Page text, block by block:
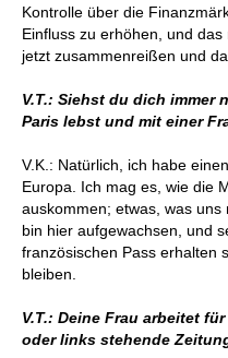
Kontrolle über die
Einfluss zu erhöhen, und
jetzt zusammenreißen und
V.T.: Siehst du dich immer
Paris lebst und mit einer
V.K.: Natürlich, ich habe
Europa. Ich mag es, wie die
auskommen; etwas, was uns
bin hier aufgewachsen, und
französischen Pass erhalten
bleiben.
V.T.: Deine Frau arbeitet
oder links stehende